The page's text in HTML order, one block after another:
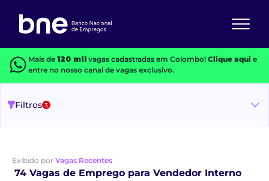
Mais de 120 milvagas cadastradas em Colombo! Clique aquie
entre no nosso canal de vagas exclusivo.
Filtros 3
Exibido por Vagas Recentes
74 Vagas de Emprego para Vendedor Interno